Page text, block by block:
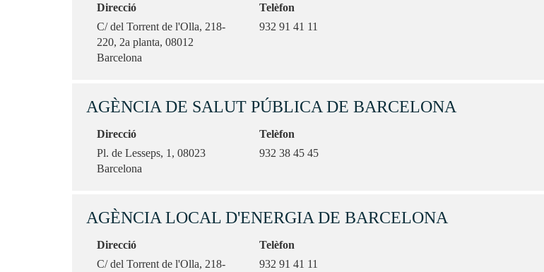
Direcció
C/ del Torrent de l'Olla, 218-
220, 2a planta, 08012
Barcelona
Telèfon
932 91 41 11
AGÈNCIA DE SALUT PÚBLICA DE BARCELONA
Direcció
Pl. de Lesseps, 1, 08023
Barcelona
Telèfon
932 38 45 45
AGÈNCIA LOCAL D'ENERGIA DE BARCELONA
Direcció
C/ del Torrent de l'Olla, 218-
Telèfon
932 91 41 11